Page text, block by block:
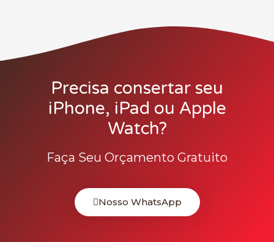
Precisa consertar seu
iPhone, iPad ou Apple
Watch?
Faça Seu Orçamento Gratuito
Nosso WhatsApp